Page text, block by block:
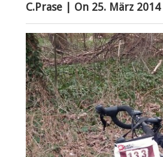
C.Prase | On 25. März 2014